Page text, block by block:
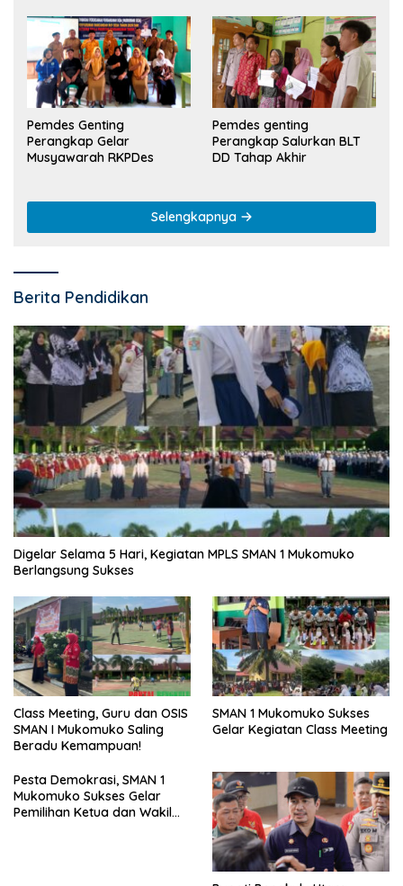
Pemdes Genting
Perangkap Gelar
Musyawarah RKPDes
Pemdes genting
Perangkap Salurkan BLT
DD Tahap Akhir
Selengkapnya
Berita Pendidikan
Digelar Selama 5 Hari, Kegiatan MPLS SMAN 1 Mukomuko
Berlangsung Sukses
Class Meeting, Guru dan OSIS
SMAN I Mukomuko Saling
Beradu Kemampuan!
SMAN 1 Mukomuko Sukses
Gelar Kegiatan Class Meeting
Pesta Demokrasi, SMAN 1
Mukomuko Sukses Gelar
Pemilihan Ketua dan Wakil